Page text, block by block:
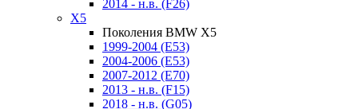
2014 - н.в. (F26)
X5
Поколения BMW X5
1999-2004 (E53)
2004-2006 (E53)
2007-2012 (E70)
2013 - н.в. (F15)
2018 - н.в. (G05)